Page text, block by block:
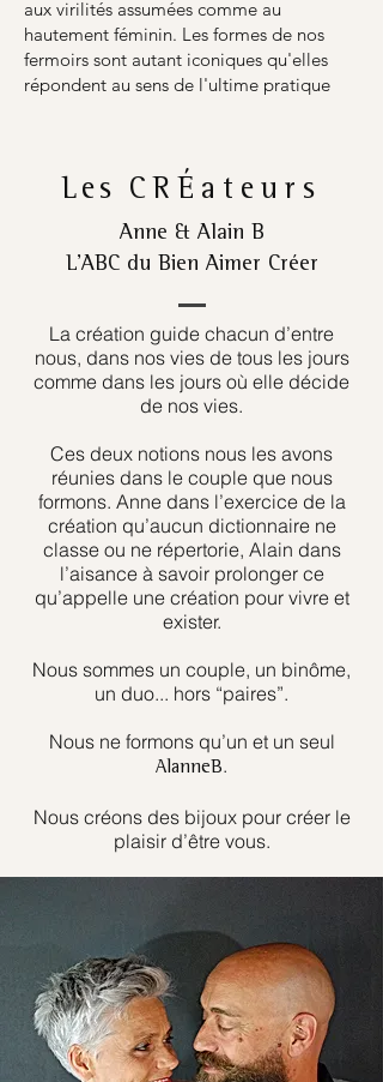
aux virilités assumées comme au
hautement féminin. Les formes de nos
fermoirs sont autant iconiques qu'elles
répondent au sens de l'ultime pratique
Les CRÉateurs
Anne & Alain B
L’ABC du Bien Aimer Créer
La création guide chacun d’entre
nous, dans nos vies de tous les jours
comme dans les jours où elle décide
de nos vies.
Ces deux notions nous les avons
réunies dans le couple que nous
formons. Anne dans l’exercice de la
création qu’aucun dictionnaire ne
classe ou ne répertorie, Alain dans
l’aisance à savoir prolonger ce
qu’appelle une création pour vivre et
exister.
Nous sommes un couple, un binôme,
un duo... hors “paires”.
Nous ne formons qu’un et un seul
AlanneB.
Nous créons des bijoux pour créer le
plaisir d’être vous.